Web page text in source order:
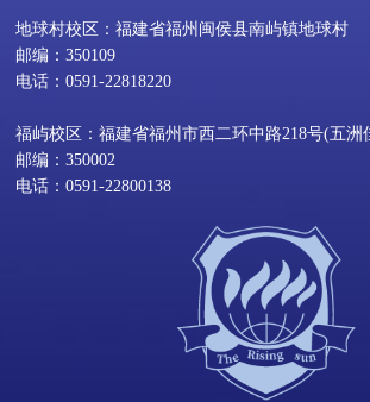
地球村校区：福建省福州闽侯县南屿镇地球村
邮编：350109
电话：0591-22818220
福屿校区：福建省福州市西二环中路218号(五洲
邮编：350002
电话：0591-22800138